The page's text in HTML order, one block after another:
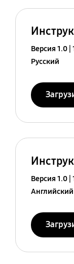
Версия 1.0
Русский
Версия 1.0
Английский